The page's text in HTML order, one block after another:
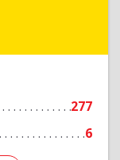
277
6
М.Горького